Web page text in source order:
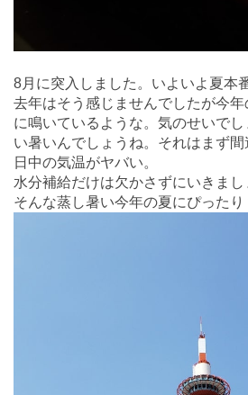
8月に突入しました。いよいよ夏本
去年はそう感じませんでしたが今年
に鳴いているような。気のせいで
い暑いんでしょうね。それはまず間
日中の気温がヤバい。
水分補給だけは欠かさずにいきまし
そんな蒸し暑い今年の夏にぴったり